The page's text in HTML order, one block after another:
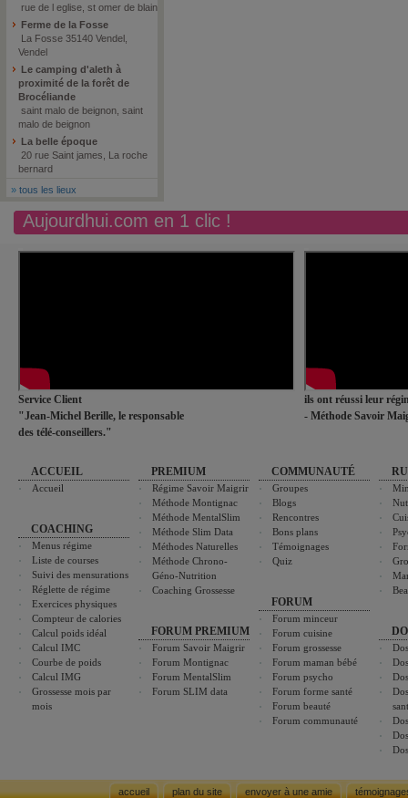
rue de l eglise, st omer de blain
Ferme de la Fosse
La Fosse 35140 Vendel,
Vendel
Le camping d'aleth à
proximité de la forêt de
Brocéliande
saint malo de beignon, saint
malo de beignon
La belle époque
20 rue Saint james, La roche
bernard
» tous les lieux
Aujourdhui.com en 1 clic !
Service Client
"Jean-Michel Berille, le responsable
des télé-conseillers."
ils ont réussi leur
- Méthode Savoir
ACCUEIL
Accueil
COACHING
Menus régime
Liste de courses
Suivi des mensurations
Réglette de régime
Exercices physiques
Compteur de calories
Calcul poids idéal
Calcul IMC
Courbe de poids
Calcul IMG
Grossesse mois par
mois
PREMIUM
Régime Savoir Maigrir
Méthode Montignac
Méthode MentalSlim
Méthode Slim Data
Méthodes Naturelles
Méthode Chrono-
Géno-Nutrition
Coaching Grossesse
FORUM PREMIUM
Forum Savoir Maigrir
Forum Montignac
Forum MentalSlim
Forum SLIM data
COMMUNAUTÉ
Groupes
Blogs
Rencontres
Bons plans
Témoignages
Quiz
FORUM
Forum minceur
Forum cuisine
Forum grossesse
Forum maman bébé
Forum psycho
Forum forme santé
Forum beauté
Forum communauté
accueil plan du site envoyer à une amie